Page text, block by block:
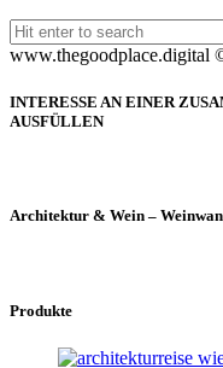
Search
for:
www.thegoodplace.digital
INTERESSE AN EINER
AUSFÜLLEN
Architektur & Wein –
Produkte